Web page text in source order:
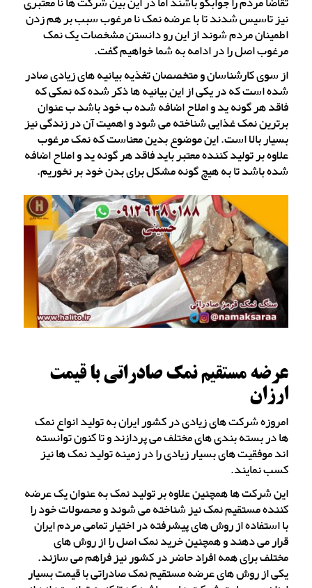
نیز تاسیس شدند تا با عرضه نمک نا مرغوب سبب بر هم زدن
اطمینان مردم شوند از این رو دانستن مشخصات یک نمک
مرغوب اصل را در ادامه به شما خواهیم گفت.
از سوی کارشناسان و متخصصان تغذیه بیانیه های زیادی صادر
شده است که در یکی از این بیانیه ها ذکر شده که نمکی که
فاقد هر گونه ید و املاح اضافه شده ب خود باشد ب عنوان
برترین نمک غذایی شناخته می شود و اهمیت آن در زندگی نیز
بسیار بالا است. این موضوع بدین معناست که نمک مرغوب
علاوه بر تولید کننده معتبر باید فاقد هر گونه ید و املاح اضافه
شده باشد تا به هیچ گونه مشکل برای بدن خود بر نخوریم.
عرضه مستقیم نمک صادراتی با قیمت
ارزان
امروزه شرکت های زیادی در کشور ایران به تولید انواع نمک
ها در بسته بندی های مختلف می پردازند و تا کنون توانسته
اند موفقیت های بسیار زیادی را در زمینه تولید نمک ها نیز
کسب نمایند.
این شرکت ها همچنین علاوه بر تولید نمک به عنوان یک عرضه
کننده مستقیم نمک نیز شناخته می شوند و محصولات خود را
با استفاده از روش های پیشرفته در اختیار تمامی مردم ایران
قرار می دهند و همچنین خرید نمک اصل را از روش های
مختلف برای همه افراد حاضر در کشور نیز فراهم می سازند.
یکی از روش های عرضه مستقیم نمک صادراتی با قیمت بسیار